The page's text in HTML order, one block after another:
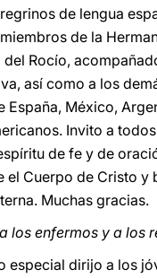
de lengua
de la
del Rocío,
así como a los
España, México,
Invito a
de fe y de
el Cuerpo de Cristo y
Muchas gracias.
los enfermos y a los
especial dirijo a los